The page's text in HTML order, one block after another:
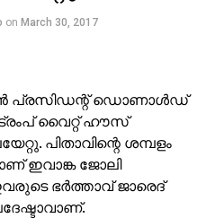
on March 30, 2017
പ്രസിഡന്റ് ഡൊണാള്‍ഡ്
ട്രംപ് വൈറ്റ് ഹൗസ്
പിതാവിന്റെ ശമ്പളം
ഇവാങ്ക ജോലി
ഭര്‍ത്താവ് ജാരെദ്